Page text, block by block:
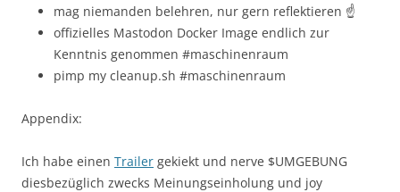
mag niemanden belehren, nur gern reflektieren ☝️
offizielles Mastodon Docker Image endlich zur
Kenntnis genommen #maschinenraum
pimp my cleanup.sh #maschinenraum
Appendix:
Ich habe einen Trailer gekiekt und nerve $UMGEBUNG
diesbezüglich zwecks Meinungseinholung und joy